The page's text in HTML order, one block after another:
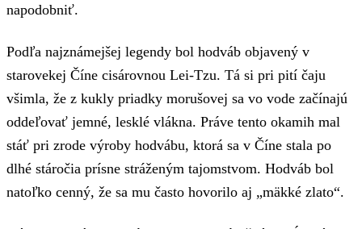
napodobniť.
Podľa najznámejšej legendy bol hodváb objavený v
starovekej Číne cisárovnou Lei-Tzu. Tá si pri pití čaju
všimla, že z kukly priadky morušovej sa vo vode začínajú
oddeľovať jemné, lesklé vlákna. Práve tento okamih mal
stáť pri zrode výroby hodvábu, ktorá sa v Číne stala po
dlhé stáročia prísne stráženým tajomstvom. Hodváb bol
natoľko cenný, že sa mu často hovorilo aj „mäkké zlato“.